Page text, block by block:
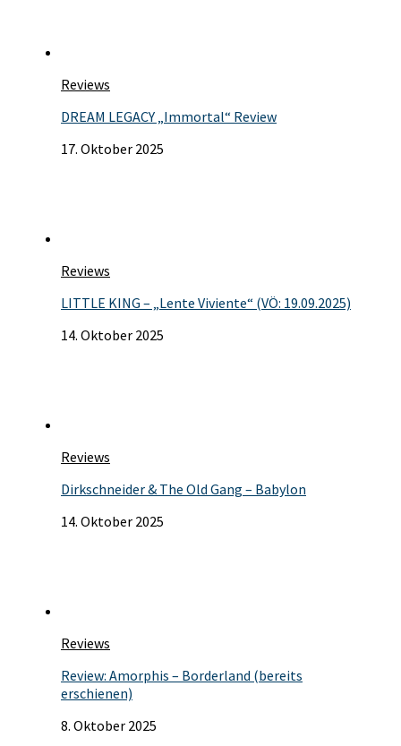
Reviews
DREAM LEGACY „Immortal“ Review
17. Oktober 2025
Reviews
LITTLE KING – „Lente Viviente“ (VÖ: 19.09.2025)
14. Oktober 2025
Reviews
Dirkschneider & The Old Gang – Babylon
14. Oktober 2025
Reviews
Review: Amorphis – Borderland (bereits
erschienen)
8. Oktober 2025